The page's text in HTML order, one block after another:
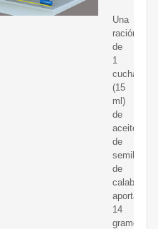
Una
ración
de
1
cucharada
(15
ml)
de
aceite
de
semillas
de
calabaza
aporta
14
gramos